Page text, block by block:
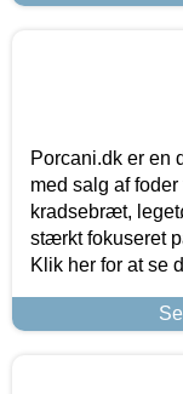
Porcani.dk er en
med salg af
kradsebræt,
stærkt fokuseret
Klik her for at se